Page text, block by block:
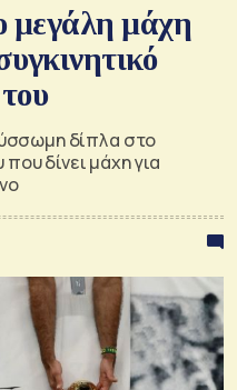
μεγάλη μάχη
δίπλα στο
δίνει μάχη για